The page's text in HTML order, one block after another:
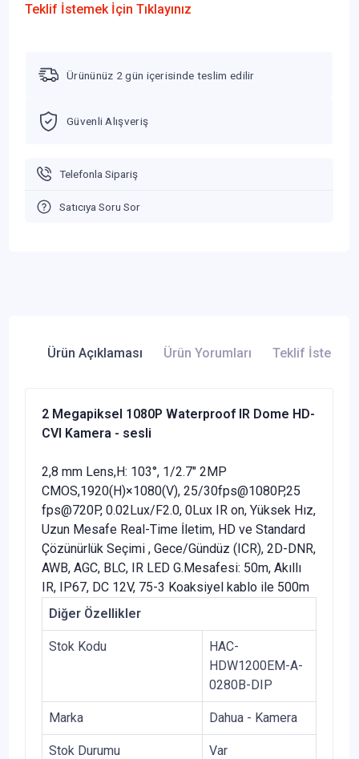
Teklif İstemek İçin Tıklayınız
Ürününüz 2 gün içerisinde teslim edilir
Güvenli Alışveriş
Telefonla Sipariş
Satıcıya Soru Sor
Ürün Açıklaması Ürün Yorumları Teklif İste
2 Megapiksel 1080P Waterproof IR Dome HD-
CVI Kamera - sesli
2,8 mm Lens,H: 103°, 1/2.7" 2MP
CMOS,1920(H)×1080(V), 25/30fps@1080P,25
fps@720P, 0.02Lux/F2.0, 0Lux IR on, Yüksek Hız,
Uzun Mesafe Real-Time İletim, HD ve Standard
Çözünürlük Seçimi , Gece/Gündüz (ICR), 2D-DNR,
AWB, AGC, BLC, IR LED G.Mesafesi: 50m, Akıllı
IR, IP67, DC 12V, 75-3 Koaksiyel kablo ile 500m
Diğer Özellikler
Stok Kodu
HAC-
HDW1200EM-A-
0280B-DIP
Marka Dahua - Kamera
Stok Durumu Var